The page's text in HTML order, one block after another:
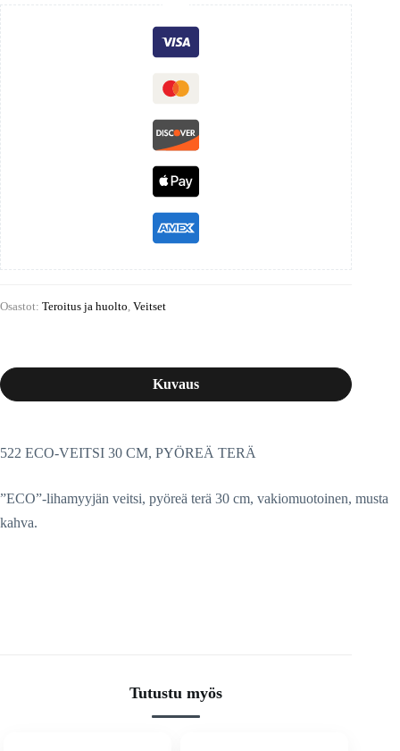
Osastot: Teroitus ja huolto Veitset
Kuvaus
522 ECO-VEITSI 30 CM, PYÖREÄ TERÄ
”ECO”-lihamyyjän veitsi, pyöreä terä 30 cm, vakiomuotoinen, musta
kahva.
Tutustu myös